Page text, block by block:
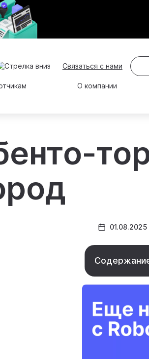
Связаться с нами
О компании
01.08.2025